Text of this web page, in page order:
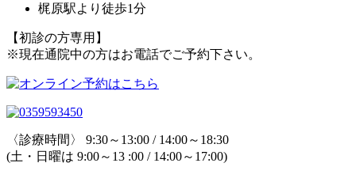
梶原駅より徒歩1分
【初診の方専用】
※現在通院中の方はお電話でご予約下さい。
〈診療時間〉 9:30～13:00 / 14:00～18:30
(土・日曜は 9:00～13 :00 / 14:00～17:00)